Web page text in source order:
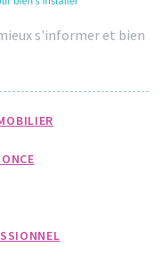
s'informer et bien